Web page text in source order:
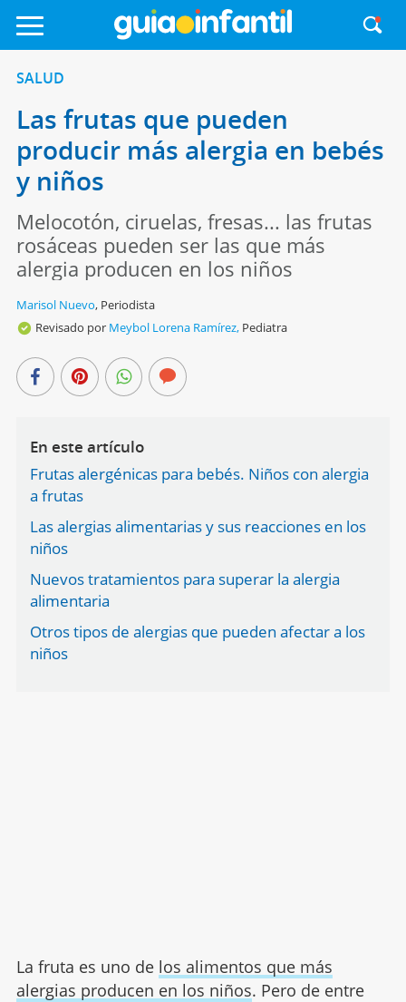
SALUD
Las frutas que pueden
producir más alergia en bebés
y niños
Melocotón, ciruelas, fresas... las frutas
rosáceas pueden ser las que más
alergia producen en los niños
Marisol Nuevo, Periodista
Revisado por Meybol Lorena Ramírez, Pediatra
En este artículo
Frutas alergénicas para bebés. Niños con alergia
a frutas
Las alergias alimentarias y sus reacciones en los
niños
Nuevos tratamientos para superar la alergia
alimentaria
Otros tipos de alergias que pueden afectar a los
niños
La fruta es uno de los alimentos que más
alergias producen en los niños. Pero de entre